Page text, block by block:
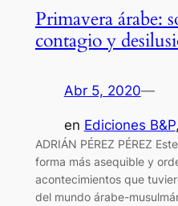
Primavera árabe:
contagio y
Abr 5, 2020—
en Ediciones B&P,
ADRIÁN PÉREZ PÉREZ
forma más asequible y
acontecimientos que
del mundo árabe-